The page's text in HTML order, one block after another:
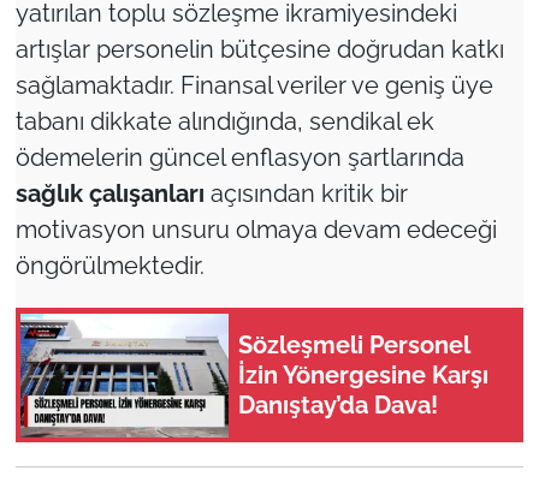
yatırılan toplu sözleşme ikramiyesindeki
artışlar personelin bütçesine doğrudan katkı
sağlamaktadır. Finansal veriler ve geniş üye
tabanı dikkate alındığında, sendikal ek
ödemelerin güncel enflasyon şartlarında
sağlık çalışanları açısından kritik bir
motivasyon unsuru olmaya devam edeceği
öngörülmektedir.
Sözleşmeli Personel
İzin Yönergesine Karşı
Danıştay’da Dava!